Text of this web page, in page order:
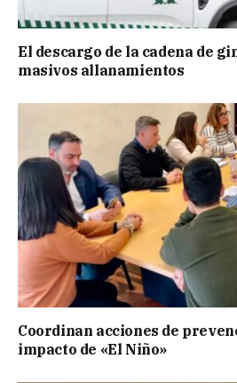
El descargo de la cadena de
masivos allanamientos
Coordinan acciones de
impacto de «El Niño»